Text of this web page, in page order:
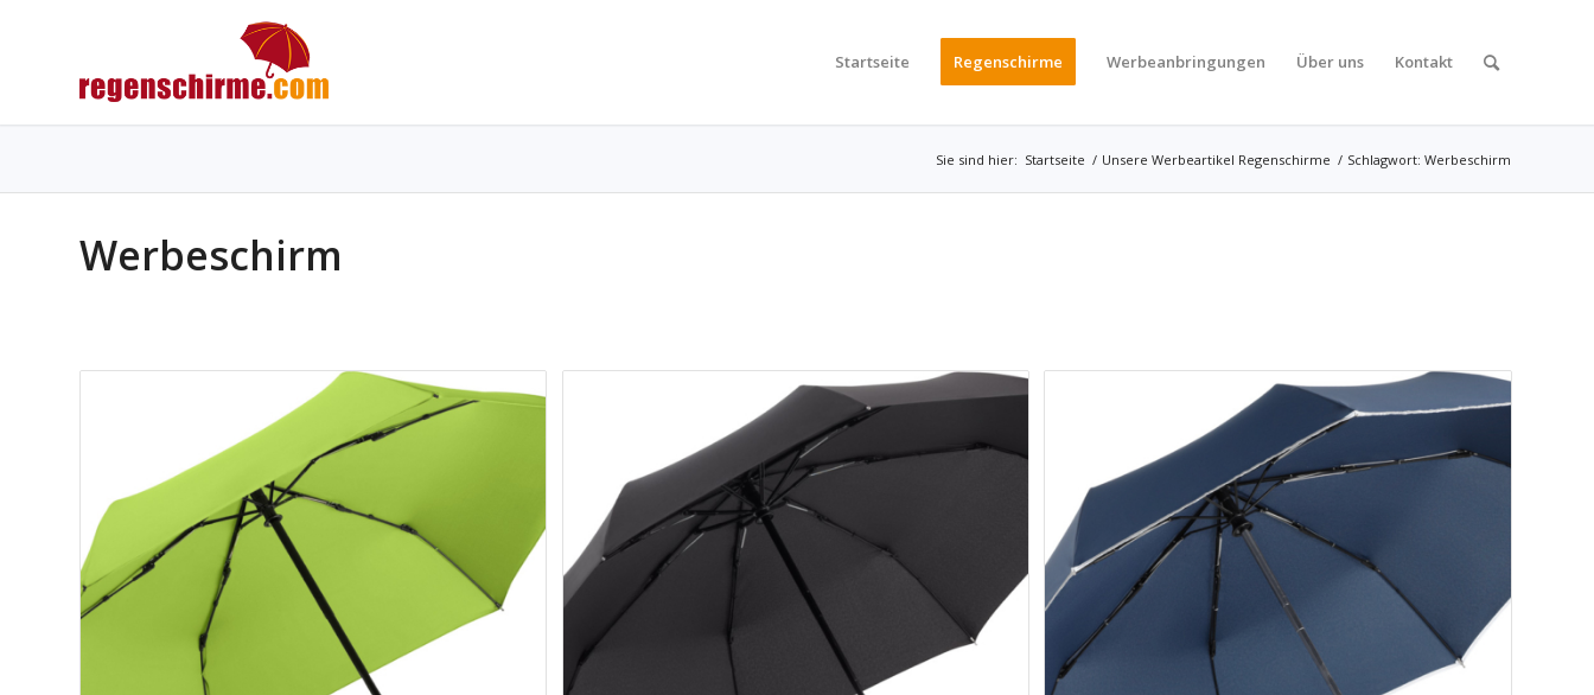
Startseite Regenschirme Werbeanbringungen Über uns Kontakt
Sie sind hier: Startseite / Unsere Werbeartikel Regenschirme / Schlagwort: Werbeschirm
Werbeschirm